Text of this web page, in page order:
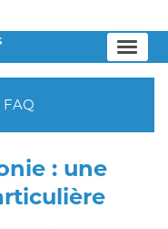
FAQ
: une